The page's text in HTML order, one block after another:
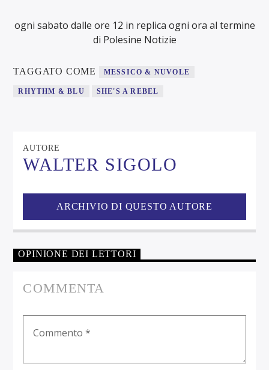
ogni sabato dalle ore 12 in replica ogni ora al termine
di Polesine Notizie
TAGGATO COME MESSICO & NUVOLE
RHYTHM & BLU SHE'S A REBEL
AUTORE
WALTER SIGOLO
ARCHIVIO DI QUESTO AUTORE
OPINIONE DEI LETTORI
COMMENTA